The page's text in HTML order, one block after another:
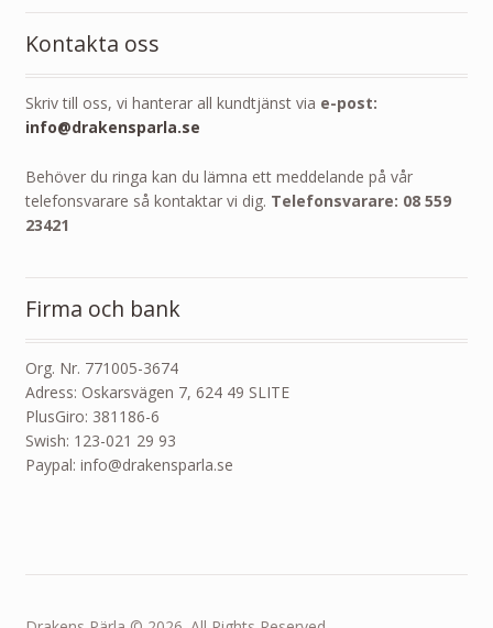
Kontakta oss
Skriv till oss, vi hanterar all kundtjänst via e-post:
info@drakensparla.se
Behöver du ringa kan du lämna ett meddelande på vår
telefonsvarare så kontaktar vi dig. Telefonsvarare: 08 559
23421
Firma och bank
Org. Nr. 771005-3674
Adress: Oskarsvägen 7, 624 49 SLITE
PlusGiro: 381186-6
Swish: 123-021 29 93
Paypal: info@drakensparla.se